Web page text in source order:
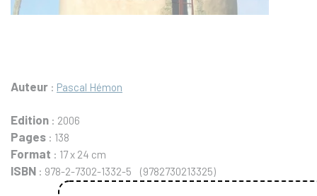
Auteur : Pascal Hémon
Edition : 2006
Pages : 138
Format : 17 x 24 cm
ISBN : 978-2-7302-1332-5 (9782730213325)